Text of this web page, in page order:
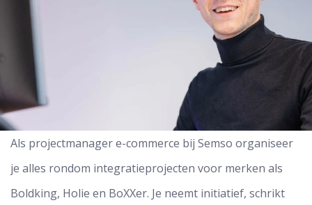
Als projectmanager e-commerce bij Semso organiseer
je alles rondom integratieprojecten voor merken als
Boldking, Holie en BoXXer. Je neemt initiatief, schrikt